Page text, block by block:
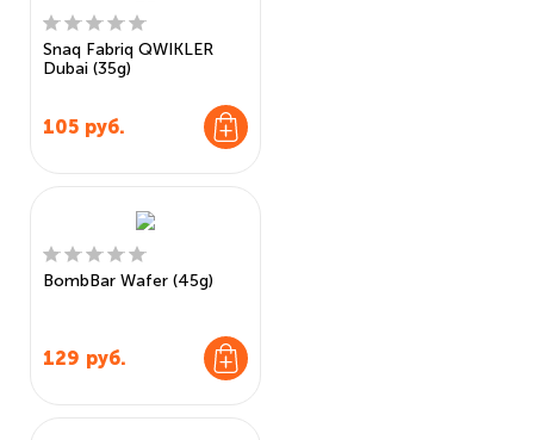
Snaq Fabriq QWIKLER
Dubai (35g)
105 руб.
BombBar Wafer (45g)
129 руб.